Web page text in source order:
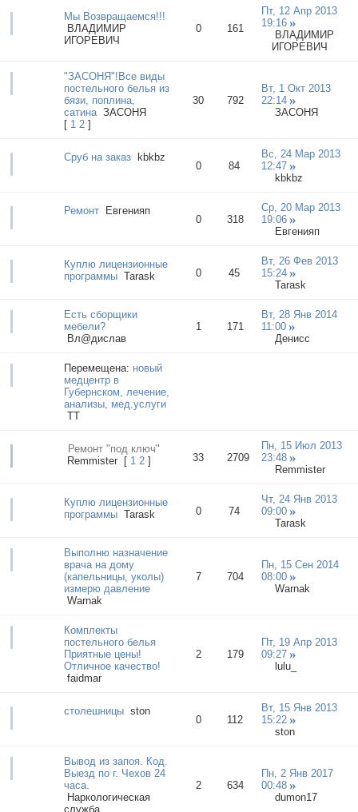
Мы Возвращаемся!!!
ВЛАДИМИР
ИГОРЕВИЧ
0 161
Пт, 12 Апр 2013
19:16
ВЛАДИМИР
ИГОРЕВИЧ
"ЗАСОНЯ"!Все виды
постельного белья из
бязи, поплина,
сатина ЗАСОНЯ
[ 1 2 ]
30 792
Вт, 1 Окт 2013
22:14
ЗАСОНЯ
Сруб на заказ kbkbz
0 84
Вс, 24 Мар 2013
12:47
kbkbz
Ремонт Евгенияп
0 318
Ср, 20 Мар 2013
19:06
Евгенияп
Куплю лицензионные
программы Tarask 0 45
Вт, 26 Фев 2013
15:24
Tarask
Есть сборщики
мебели?
Вл@дислав
1 171
Вт, 28 Янв 2014
11:00
Денисс
Перемещена: новый
медцентр в
Губернском, лечение,
анализы, мед.услуги
ТТ
Ремонт "под ключ"
Rеmmister
[ 1 2 ] 33 2709
Пн, 15 Июл 2013
23:48
Rеmmister
Куплю лицензионные
программы Tarask 0 74
Чт, 24 Янв 2013
09:00
Tarask
Выполню назначение
врача на дому
(капельницы, уколы)
измерю давление
Warnak
7 704
Пн, 15 Сен 2014
08:00
Warnak
Комплекты
постельного белья
Приятные цены!
Отличное качество!
faidmar
2 179
Пт, 19 Апр 2013
09:27
lulu_
столешницы ston
0 112
Вт, 15 Янв 2013
15:22
ston
Вывод из запоя. Код.
Выезд по г. Чехов 24
часа.
Наркологическая
служба
2 634
Пн, 2 Янв 2017
00:48
dumon17